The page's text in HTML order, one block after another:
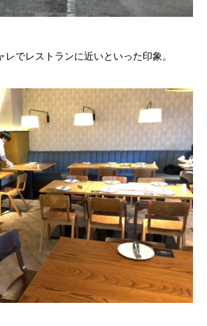
レでレストランに近いといった印象。